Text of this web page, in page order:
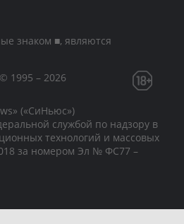
знаком ■, являются
1995 – 2026
(«СиНьюс»)
службой по надзору в
технологий и массовых
за номером Эл № ФС77 –